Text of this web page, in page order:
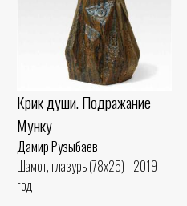
Крик души. Подражание
Мунку
Дамир Рузыбаев
Шамот, глазурь (78x25) - 2019
год